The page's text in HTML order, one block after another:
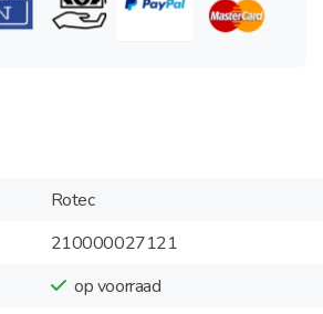
Rotec
210000027121
op voorraad